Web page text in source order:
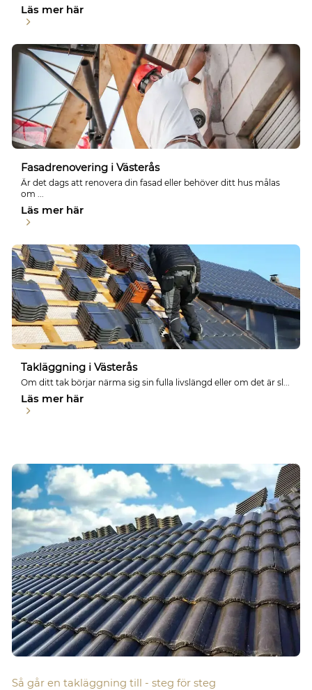
Läs mer här
Fasadrenovering i Västerås
Är det dags att renovera din fasad eller behöver ditt hus målas
om ...
Läs mer här
Takläggning i Västerås
Om ditt tak börjar närma sig sin fulla livslängd eller om det är sl...
Läs mer här
Så går en takläggning till - steg för steg